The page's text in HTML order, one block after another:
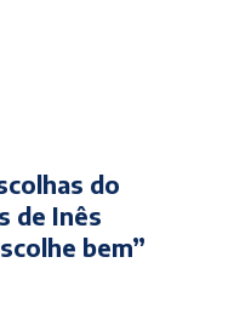
do
de Inês
bem”